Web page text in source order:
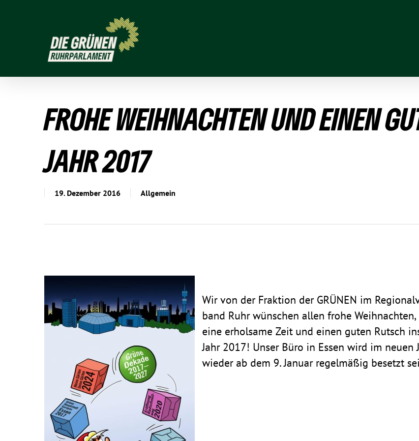
FROHE WEIH­NACHTEN UND EINEN
JAHR 2017
19. Dezember 2016 Allgemein
Wir von der Frak­tion der GRÜNEN im
band Ruhr wünschen allen frohe Weih­nachten,
eine erhol­same Zeit und einen guten Rutsch
Jahr 2017! Unser Büro in Essen wird im neuen
wieder ab dem 9. Januar regel­mäßig besetzt